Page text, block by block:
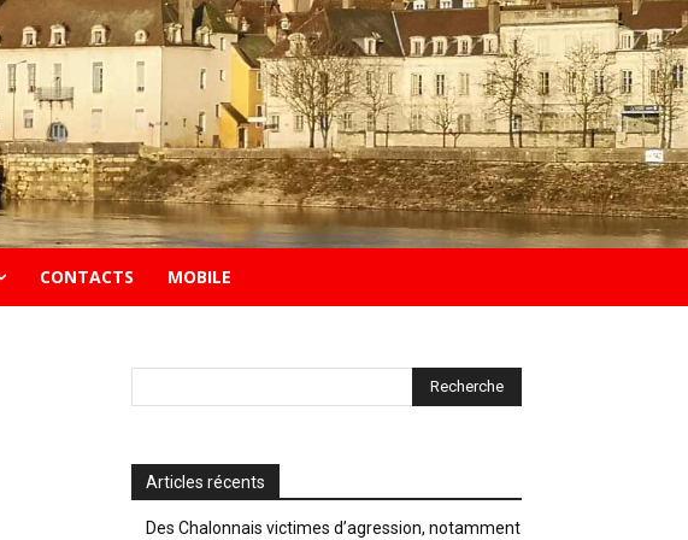
CONTACTS MOBILE
Articles récents
Des Chalonnais victimes d’agression, notamment